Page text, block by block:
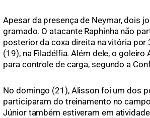
Apesar da presença de Neymar, dois
gramado. O atacante Raphinha não
posterior da coxa direita na vitória por
(19), na Filadélfia. Além dele, o
para controle de carga, segundo a
No domingo (21), Alisson foi um dos
participaram do treinamento no
Júnior também estiveram em